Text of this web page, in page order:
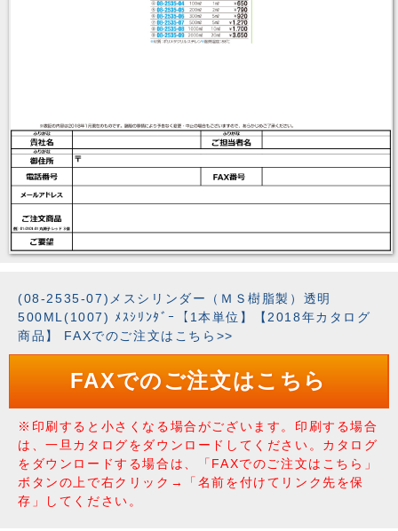
(08-2535-07)メスシリンダー（ＭＳ樹脂製）透明
500ML(1007) ﾒｽｼﾘﾝﾀﾞｰ【1本単位】【2018年カタログ
商品】 FAXでのご注文はこちら>>
FAXでのご注文はこちら
※印刷すると小さくなる場合がございます。印刷する場合
は、一旦カタログをダウンロードしてください。カタログ
をダウンロードする場合は、「FAXでのご注文はこちら」
ボタンの上で右クリック→「名前を付けてリンク先を保
存」してください。